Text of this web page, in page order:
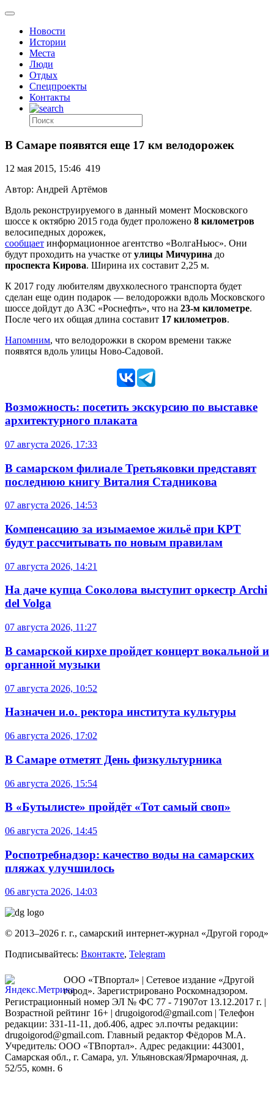
Новости
Истории
Места
Люди
Отдых
Спецпроекты
Контакты
В Самаре появятся еще 17 км велодорожек
12 мая 2015, 15:46 419
Автор: Андрей Артёмов
Вдоль реконструируемого в данный момент Московского
шоссе к октябрю 2015 года будет проложено 8 километров
велосипедных дорожек,
сообщает информационное агентство «ВолгаНьюс». Они
будут проходить на участке от улицы Мичурина до
проспекта Кирова. Ширина их составит 2,25 м.
К 2017 году любителям двухколесного транспорта будет
сделан еще один подарок — велодорожки вдоль Московского
шоссе дойдут до АЗС «Роснефть», что на 23-м километре.
После чего их общая длина составит 17 километров.
Напомним, что велодорожки в скором времени также
появятся вдоль улицы Ново-Садовой.
Возможность: посетить экскурсию по выставке
архитектурного плаката
07 августа 2026, 17:33
В самарском филиале Третьяковки представят
последнюю книгу Виталия Стадникова
07 августа 2026, 14:53
Компенсацию за изымаемое жильё при КРТ
будут рассчитывать по новым правилам
07 августа 2026, 14:21
На даче купца Соколова выступит оркестр Archi
del Volga
07 августа 2026, 11:27
В самарской кирхе пройдет концерт вокальной и
органной музыки
07 августа 2026, 10:52
Назначен и.о. ректора института культуры
06 августа 2026, 17:02
В Самаре отметят День физкультурника
06 августа 2026, 15:54
В «Бутылисте» пройдёт «Тот самый своп»
06 августа 2026, 14:45
Роспотребнадзор: качество воды на самарских
пляжах улучшилось
06 августа 2026, 14:03
© 2013–2026 г. г., самарский интернет-журнал «Другой город»
Подписывайтесь: Вконтакте, Telegram
ООО «ТВпортал» | Сетевое издание «Другой
город». Зарегистрировано Роскомнадзором.
Регистрационный номер ЭЛ № ФС 77 - 71907от 13.12.2017 г. |
Возрастной рейтинг 16+ | drugoigorod@gmail.com | Телефон
редакции: 331-11-11, доб.406, адрес эл.почты редакции:
drugoigorod@gmail.com. Главный редактор Фёдоров М.А.
Учредитель: ООО «ТВпортал». Адрес редакции: 443001,
Самарская обл., г. Самара, ул. Ульяновская/Ярмарочная, д.
52/55, комн. 6